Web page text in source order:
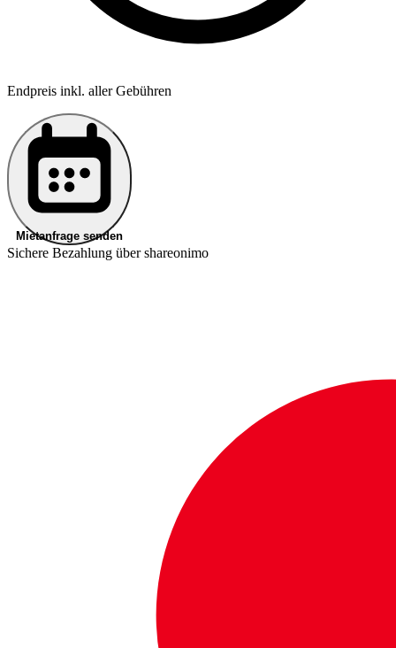
Endpreis inkl. aller Gebühren
Mietanfrage senden
Sichere Bezahlung über shareonimo